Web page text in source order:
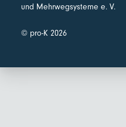
und Mehrwegsysteme e. V.
© pro-K 2026